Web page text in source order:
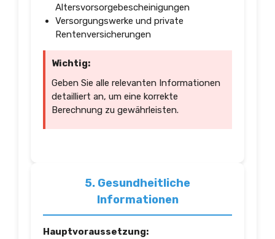
Altersvorsorgebescheinigungen
Versorgungswerke und private
Rentenversicherungen
Wichtig:
Geben Sie alle relevanten Informationen
detailliert an, um eine korrekte
Berechnung zu gewährleisten.
5. Gesundheitliche
Informationen
Hauptvoraussetzung: